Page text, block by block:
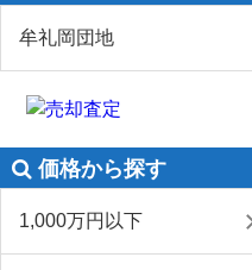
牟礼岡団地
価格から探す
1,000万円以下